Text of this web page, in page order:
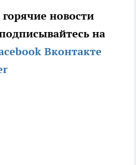
новости
на
Вконтакте